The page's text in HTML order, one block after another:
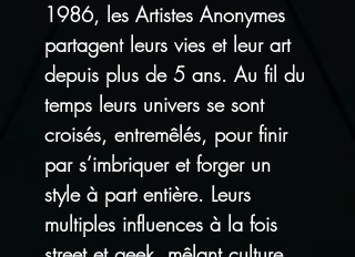
1986, les Artistes Anonymes
partagent leurs vies et leur art
depuis plus de 5 ans. Au fil du
temps leurs univers se sont
croisés, entremêlés, pour finir
par s’imbriquer et forger un
style à part entière. Leurs
multiples influences à la fois